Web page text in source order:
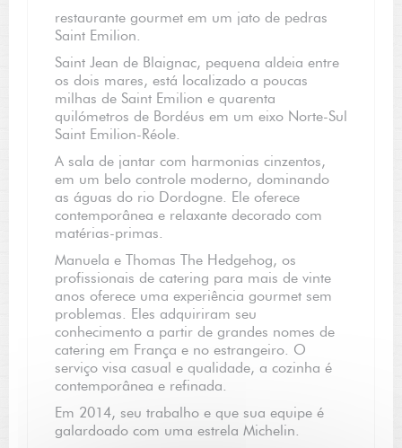
restaurante gourmet em um jato de pedras
Saint Emilion.
Saint Jean de Blaignac, pequena aldeia entre
os dois mares, está localizado a poucas
milhas de Saint Emilion e quarenta
quilómetros de Bordéus em um eixo Norte-Sul
Saint Emilion-Réole.
A sala de jantar com harmonias cinzentos,
em um belo controle moderno, dominando
as águas do rio Dordogne. Ele oferece
contemporânea e relaxante decorado com
matérias-primas.
Manuela e Thomas The Hedgehog, os
profissionais de catering para mais de vinte
anos oferece uma experiência gourmet sem
problemas. Eles adquiriram seu
conhecimento a partir de grandes nomes de
catering em França e no estrangeiro. O
serviço visa casual e qualidade, a cozinha é
contemporânea e refinada.
Em 2014, seu trabalho e que sua equipe é
galardoado com uma estrela Michelin.